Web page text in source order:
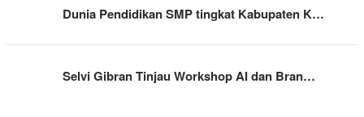
Dunia Pendidikan SMP tingkat Kabupaten K…
Selvi Gibran Tinjau Workshop AI dan Bran…